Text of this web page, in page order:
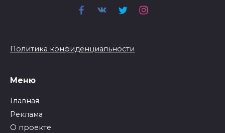
Политика конфиденциальности
Меню
Главная
Реклама
О проекте